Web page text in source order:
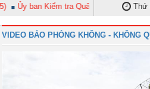
ban Kiểm tra Quân ủy Trung ương tậpThứ
VIDEO BÁO PHÒNG KHÔNG - KHÔNG